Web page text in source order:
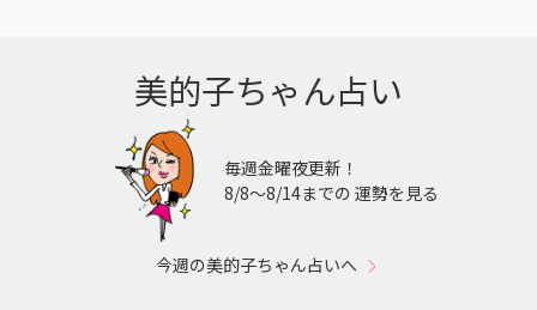
美的子ちゃん占い
毎週金曜夜更新！
8/8〜8/14までの 運勢を見る
今週の美的子ちゃん占いへ